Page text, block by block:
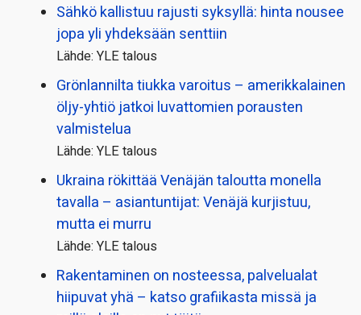
Sähkö kallistuu rajusti syksyllä: hinta nousee
jopa yli yhdeksään senttiin
Lähde: YLE talous
Grönlannilta tiukka varoitus – amerikkalainen
öljy-yhtiö jatkoi luvattomien porausten
valmistelua
Lähde: YLE talous
Ukraina rökittää Venäjän taloutta monella
tavalla – asiantuntijat: Venäjä kurjistuu,
mutta ei murru
Lähde: YLE talous
Rakentaminen on nosteessa, palvelualat
hiipuvat yhä – katso grafiikasta missä ja